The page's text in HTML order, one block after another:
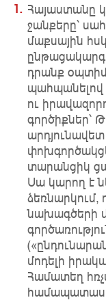
Հայաստանը
ջանքերը՝
մաքսային
դրանք
պահպանելով
ու
գործիքներ՝
տարանցիկ
Սա կարող է
նախագծերի
մոդելի
Համատեղ